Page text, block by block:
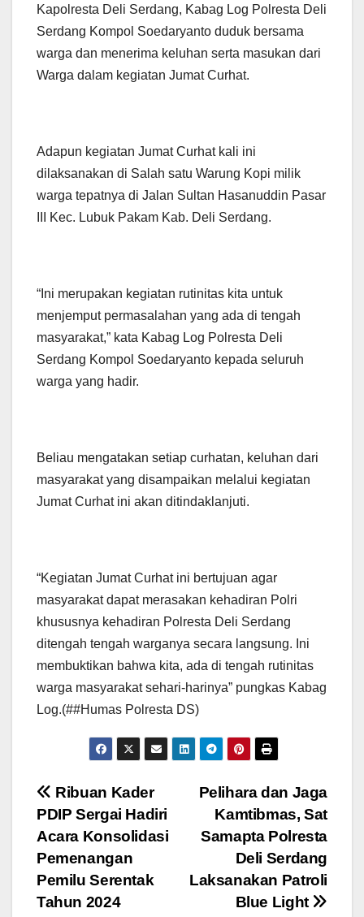
Kapolresta Deli Serdang, Kabag Log Polresta Deli
Serdang Kompol Soedaryanto duduk bersama
warga dan menerima keluhan serta masukan dari
Warga dalam kegiatan Jumat Curhat.
Adapun kegiatan Jumat Curhat kali ini
dilaksanakan di Salah satu Warung Kopi milik
warga tepatnya di Jalan Sultan Hasanuddin Pasar
III Kec. Lubuk Pakam Kab. Deli Serdang.
“Ini merupakan kegiatan rutinitas kita untuk
menjemput permasalahan yang ada di tengah
masyarakat,” kata Kabag Log Polresta Deli
Serdang Kompol Soedaryanto kepada seluruh
warga yang hadir.
Beliau mengatakan setiap curhatan, keluhan dari
masyarakat yang disampaikan melalui kegiatan
Jumat Curhat ini akan ditindaklanjuti.
“Kegiatan Jumat Curhat ini bertujuan agar
masyarakat dapat merasakan kehadiran Polri
khususnya kehadiran Polresta Deli Serdang
ditengah tengah warganya secara langsung. Ini
membuktikan bahwa kita, ada di tengah rutinitas
warga masyarakat sehari-harinya” pungkas Kabag
Log.(##Humas Polresta DS)
Navigasi
pos
Pelihara dan Jaga
Kamtibmas, Sat
Samapta Polresta
Deli Serdang
Laksanakan Patroli
Blue Light
Ribuan Kader
PDIP Sergai Hadiri
Acara Konsolidasi
Pemenangan
Pemilu Serentak
Tahun 2024